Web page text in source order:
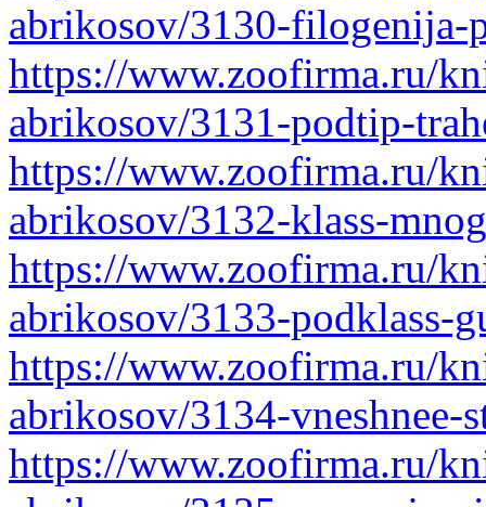
abrikosov/3130-filogenija-
https://www.zoofirma.ru/
abrikosov/3131-podtip-
https://www.zoofirma.ru/
abrikosov/3132-klass-
https://www.zoofirma.ru/
abrikosov/3133-podklass-
https://www.zoofirma.ru/
abrikosov/3134-
https://www.zoofirma.ru/